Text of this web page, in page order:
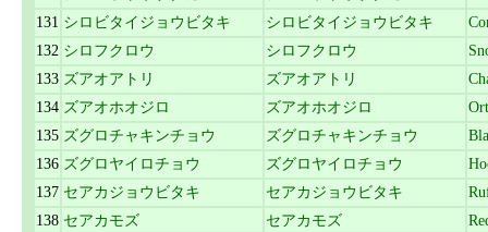
131 シロビタイジョウビタキ シロビタイジョウビタキ
132 シロフクロウ シロフクロウ
133 ズアオアトリ ズアオアトリ
134 ズアオホオジロ ズアオホオジロ
135 ズグロチャキンチョウ ズグロチャキンチョウ
136 ズグロヤイロチョウ ズグロヤイロチョウ
137 セアカジョウビタキ セアカジョウビタキ
138 セアカモズ セアカモズ